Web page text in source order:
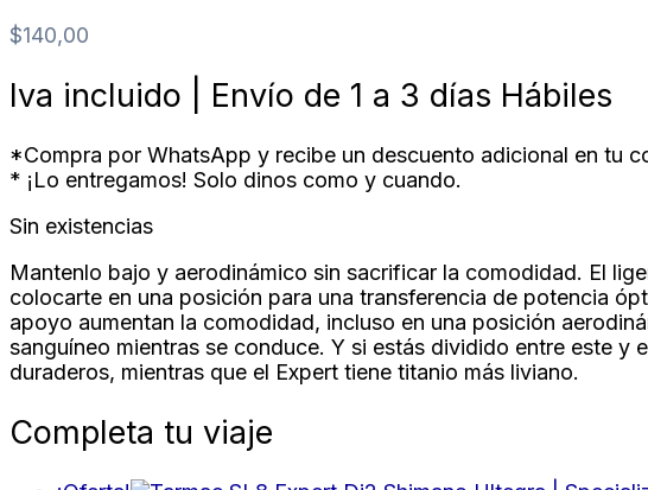
$140,00
Iva incluido | Envío de 1 a 3 días Hábiles
*Compra por WhatsApp y recibe un descuento adicional en tu
* ¡Lo entregamos! Solo dinos como y cuando.
Sin existencias
Mantenlo bajo y aerodinámico sin sacrificar la comodidad. El
colocarte en una posición para una transferencia de potencia
apoyo aumentan la comodidad, incluso en una posición
sanguíneo mientras se conduce. Y si estás dividido entre este y
duraderos, mientras que el Expert tiene titanio más liviano.
Completa tu viaje